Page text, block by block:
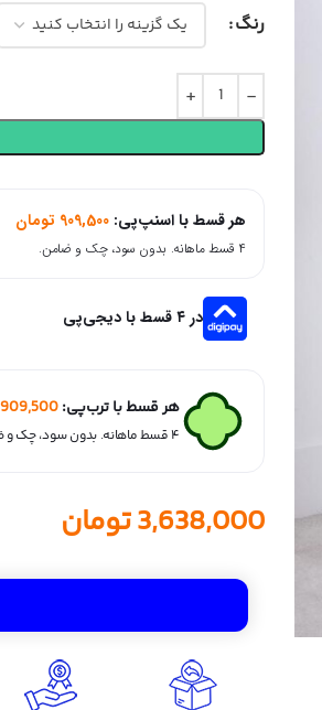
رنگ
هر قسط با اسنپ‌پی: 909,500 تومان
۴ قسط ماهانه. بدون سود، چک و ضامن.
در ۴ قسط با دیجی‌پی
هر قسط با ترب‌پی:909,500
۴ قسط ماهانه. بدون سود، چک و ضامن.
3,638,000تومان